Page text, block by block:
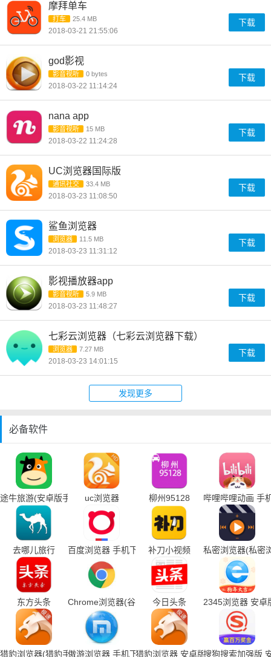
摩拜单车
打车 25.4 MB
2018-03-21 21:55:06
下载
god影视
影音视听 0 bytes
2018-03-22 11:14:24
下载
nana app
影音视听 15 MB
2018-03-22 11:24:28
下载
UC浏览器国际版
通讯社交 33.4 MB
2018-03-23 11:08:50
下载
鲨鱼浏览器
浏览器 11.5 MB
2018-03-23 11:31:12
下载
影视播放器app
影音视听 5.9 MB
2018-03-23 11:48:27
下载
七彩云浏览器（七彩云浏览器下载）
浏览器 7.27 MB
2018-03-23 14:01:15
下载
发现更多
必备软件
途牛旅游(安卓版手机下载)uc浏览器 柳州95128 哔哩哔哩动画 手
去哪儿旅行 百度浏览器 手机下载 补刀小视频 私密浏览器(私密
东方头条 Chrome浏览器(谷歌浏览器手机下载)
今日头条 2345浏览器 安卓
猎豹浏览器(猎豹手机浏览器下载)
傲游浏览器 手机下载猎豹浏览器 安卓版搜狗搜索加强版